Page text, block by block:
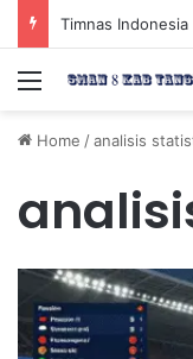
Menu
Home /analisis